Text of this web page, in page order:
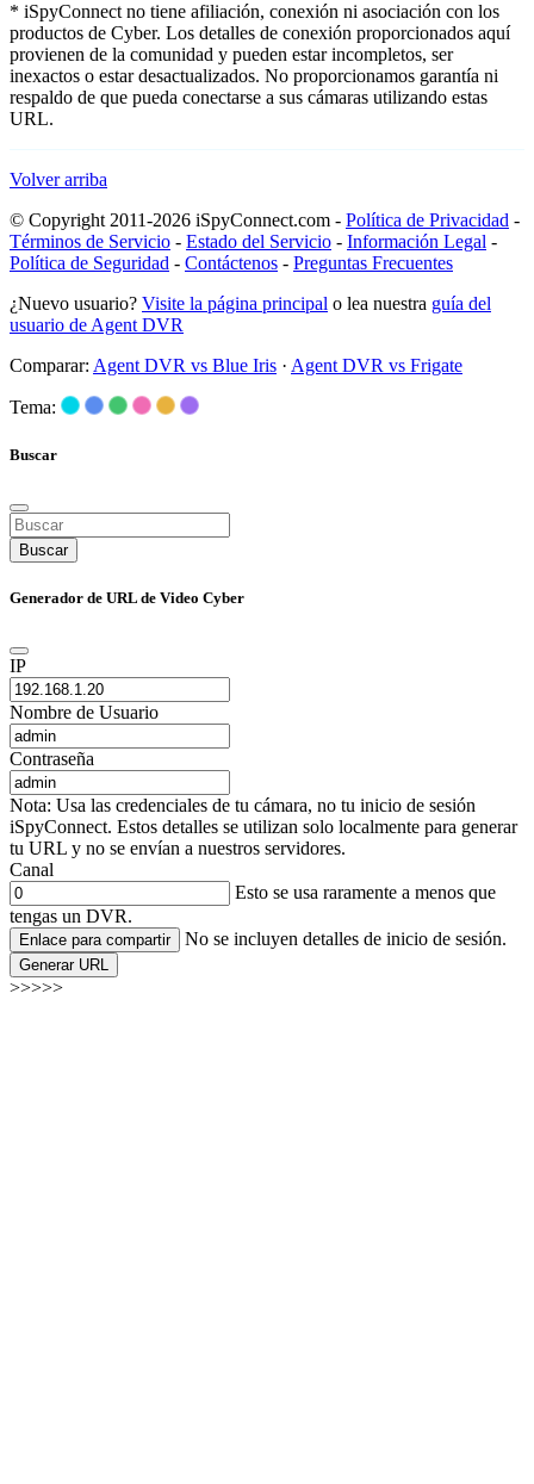
* iSpyConnect no tiene afiliación, conexión ni asociación con los
productos de Cyber. Los detalles de conexión proporcionados aquí
provienen de la comunidad y pueden estar incompletos, ser
inexactos o estar desactualizados. No proporcionamos garantía ni
respaldo de que pueda conectarse a sus cámaras utilizando estas
URL.
Volver arriba
© Copyright 2011-2026 iSpyConnect.com - Política de Privacidad -
Términos de Servicio - Estado del Servicio - Información Legal -
Política de Seguridad - Contáctenos - Preguntas Frecuentes
¿Nuevo usuario? Visite la página principal o lea nuestra guía del
usuario de Agent DVR
Comparar: Agent DVR vs Blue Iris · Agent DVR vs Frigate
Tema:
Buscar
Buscar
Generador de URL de Video Cyber
IP
Nombre de Usuario
Contraseña
Nota: Usa las credenciales de tu cámara, no tu inicio de sesión
iSpyConnect. Estos detalles se utilizan solo localmente para generar
tu URL y no se envían a nuestros servidores.
Canal
Esto se usa raramente a menos que
tengas un DVR.
Enlace para compartir No se incluyen detalles de inicio de sesión.
Generar URL
>>>>>